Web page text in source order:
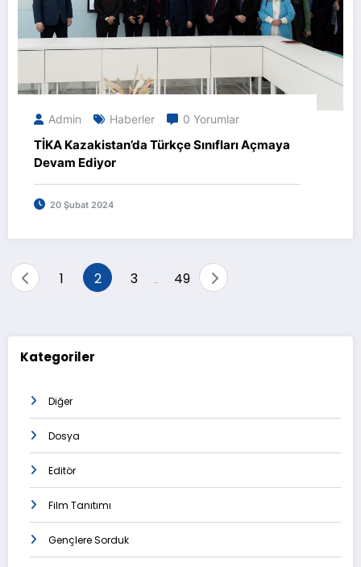
Admin Haberler 0 Yorumlar
TİKA Kazakistan’da Türkçe Sınıfları Açmaya
Devam Ediyor
20 Şubat 2024
Yazı
1 2 3 … 49
Kategoriler
Diğer
Dosya
Editör
Film Tanıtımı
Gençlere Sorduk